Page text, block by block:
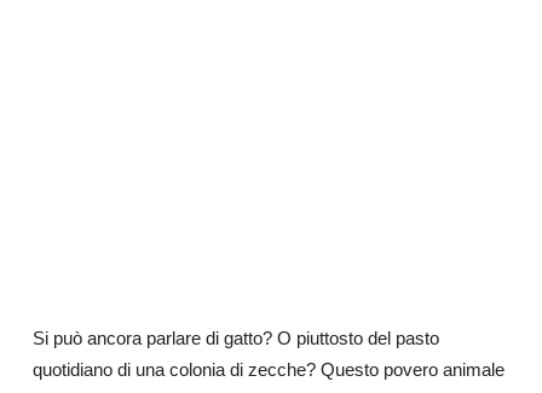
Si può ancora parlare di gatto? O piuttosto del pasto
quotidiano di una colonia di zecche? Questo povero animale